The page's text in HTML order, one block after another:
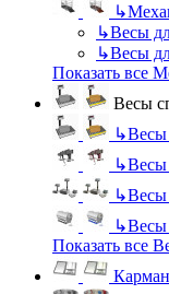
↳
↳Весы
↳Весы
Показать все
Весы
↳Весы
↳Весы
↳Весы
↳Весы
Показать все